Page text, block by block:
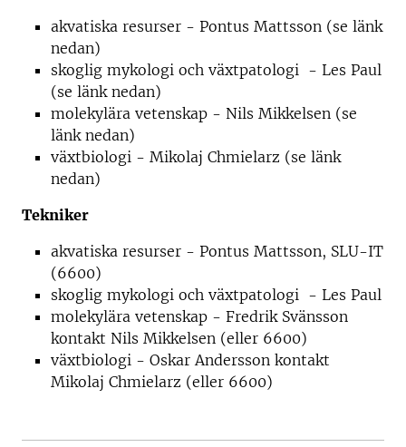
akvatiska resurser - Pontus Mattsson (se länk
nedan)
skoglig mykologi och växtpatologi - Les Paul
(se länk nedan)
molekylära vetenskap - Nils Mikkelsen (se
länk nedan)
växtbiologi - Mikolaj Chmielarz (se länk
nedan)
Tekniker
akvatiska resurser - Pontus Mattsson, SLU-IT
(6600)
skoglig mykologi och växtpatologi - Les Paul
molekylära vetenskap - Fredrik Svänsson
kontakt Nils Mikkelsen (eller 6600)
växtbiologi - Oskar Andersson kontakt
Mikolaj Chmielarz (eller 6600)